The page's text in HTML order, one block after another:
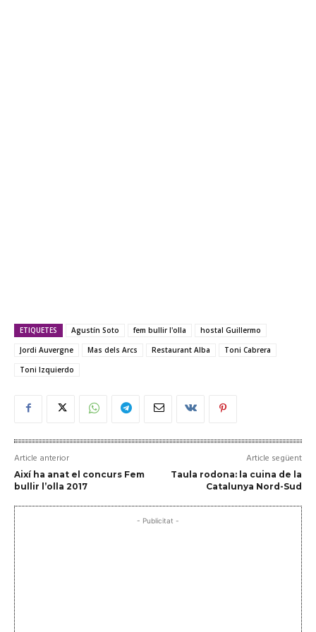
ETIQUETES Agustín Soto fem bullir l'olla
hostal Guillermo
Jordi Auvergne
Mas dels Arcs Restaurant Alba
Toni Cabrera
Toni Izquierdo
Article anterior
Així ha anat el concurs Fem
bullir l’olla 2017
Article següent
Taula rodona: la cuina de la
Catalunya Nord-Sud
- Publicitat -